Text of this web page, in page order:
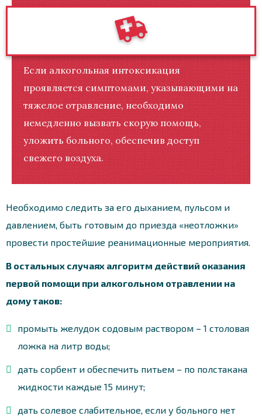
Если алкогольная интоксикация
проявляется симптомами, указывающими на
тяжелое отравление, необходимо
немедленно вызвать скорую помощь,
уложить больного, обеспечив доступ
свежего воздуха.
Необходимо следить за его дыханием, пульсом и
давлением, быть готовым до приезда «неотложки»
провести простейшие реанимационные мероприятия.
В остальных случаях алгоритм действий оказания
первой помощи при алкогольном отравлении на
дому таков:
промыть желудок содовым раствором – 1 столовая
ложка на литр воды;
дать сорбент и обеспечить питьем – по полстакана
жидкости каждые 15 минут;
дать солевое слабительное, если у больного нет